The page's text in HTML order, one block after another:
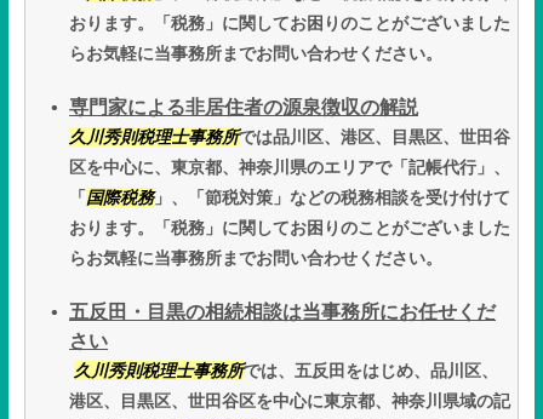
おります。「税務」に関してお困りのことがございました
らお気軽に当事務所までお問い合わせください。
専門家による非居住者の源泉徴収の解説
久川秀則税理士事務所では品川区、港区、目黒区、世田谷
区を中心に、東京都、神奈川県のエリアで「記帳代行」、
「 国際税務」、「節税対策」などの税務相談を受け付けて
おります。「税務」に関してお困りのことがございました
らお気軽に当事務所までお問い合わせください。
五反田・目黒の相続相談は当事務所にお任せくだ
さい
久川秀則税理士事務所では、五反田をはじめ、品川区、
港区、目黒区、世田谷区を中心に東京都、神奈川県域の記